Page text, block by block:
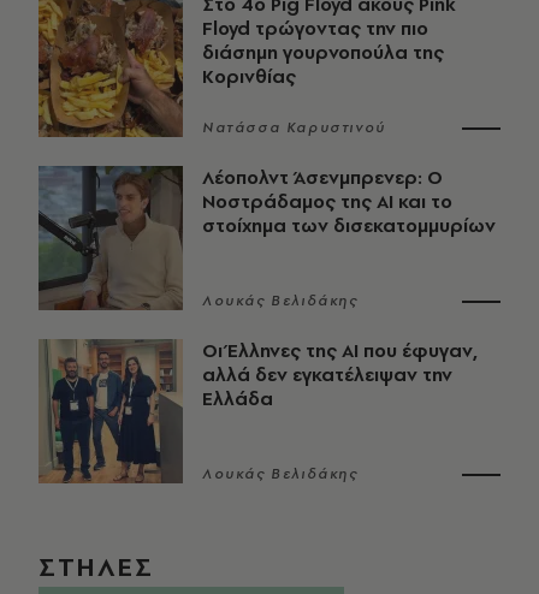
Floyd τρώγοντας την πιο
διάσημη γουρνοπούλα της
Κορινθίας
Νατάσσα Καρυστινού
Λέοπολντ Άσενμπρενερ: Ο
Νοστράδαμος της AI και το
στοίχημα των δισεκατομμυρίων
Λουκάς Βελιδάκης
Οι Έλληνες της ΑΙ που έφυγαν,
αλλά δεν εγκατέλειψαν την
Ελλάδα
Λουκάς Βελιδάκης
ΣΤΗΛΕΣ